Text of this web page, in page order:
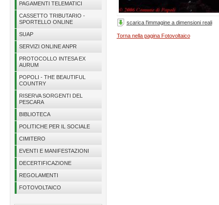
PAGAMENTI TELEMATICI
CASSETTO TRIBUTARIO -
SPORTELLO ONLINE
SUAP
SERVIZI ONLINE ANPR
PROTOCOLLO INTESA EX
AURUM
POPOLI - THE BEAUTIFUL
COUNTRY
RISERVA SORGENTI DEL
PESCARA
BIBLIOTECA
POLITICHE PER IL SOCIALE
CIMITERO
EVENTI E MANIFESTAZIONI
DECERTIFICAZIONE
REGOLAMENTI
FOTOVOLTAICO
scarica l'immagine a dimensioni reali
Torna nella pagina Fotovoltaico